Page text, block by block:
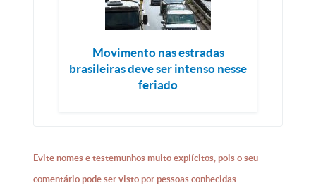
Movimento nas estradas
brasileiras deve ser intenso nesse
feriado
Evite nomes e testemunhos muito explícitos, pois o seu
comentário pode ser visto por pessoas conhecidas.